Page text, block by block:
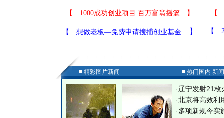
■ 精彩图片新闻 ■ 热门国内 新
·辽宁发射21枚
·北京将高效利
·多项新规今实